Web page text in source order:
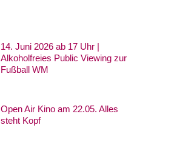
14. Juni 2026 ab 17 Uhr |
Alkoholfreies Public Viewing zur
Fußball WM
Open Air Kino am 22.05. Alles
steht Kopf